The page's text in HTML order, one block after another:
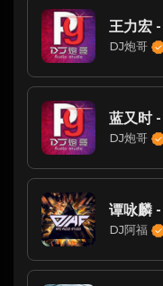
DJ炮哥
DJ炮哥
谭咏麟
DJ阿福